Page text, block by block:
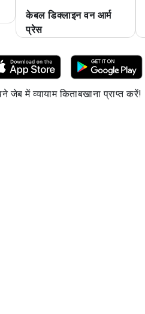
केबल डिक्लाइन वन आर्म
प्रेस
जेब में व्यायाम किताबखाना प्राप्त करें!